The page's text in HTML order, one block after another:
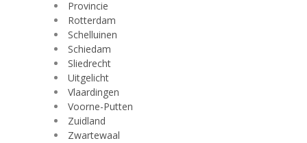
Provincie
Rotterdam
Schelluinen
Schiedam
Sliedrecht
Uitgelicht
Vlaardingen
Voorne-Putten
Zuidland
Zwartewaal